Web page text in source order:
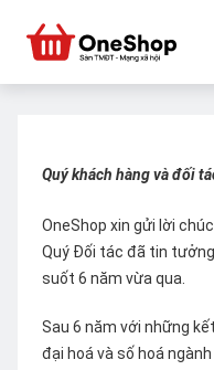
Quý khách hàng và đối
OneShop xin gửi lời
Quý Đối tác đã tin
suốt 6 năm vừa qua.
Sau 6 năm với những
đại hoá và số hoá